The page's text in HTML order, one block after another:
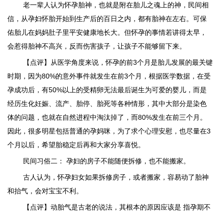
老一辈人认为怀孕胎神，也就是附在胎儿之魂上的神，民间相
信，从孕妇怀胎开始到生产后的百日之内，都有胎神在左右。可保
佑胎儿在妈妈肚子里平安健康地长大。但怀孕的事情若讲得太早，
会惹得胎神不高兴，反而伤害孩子，让孩子不能够留下来。
【点评】从医学角度来说，怀孕的前3个月是胎儿发展的最关键
时期，因为80%的意外事件就发生在前3个月，根据医学数据，在受
孕成功后，有50%以上的受精卵无法最后诞生为可爱的婴儿，而是
经历生化妊娠、流产、胎停、胎死等各种情形，其中大部分是染色
体的问题，也就在自然进程中淘汰掉了，而80%发生在前三个月。
因此，很多明星包括普通的孕妈咪，为了求个心理安慰，也尽量在3
个月以后，希望胎稳定后再和大家分享喜悦。
民间习俗二： 孕妇的房子不能随便拆修，也不能搬家。
古人认为，怀孕妇女如果拆修房子，或者搬家，容易动了胎神
和抬气，会对宝宝不利。
【点评】动胎气是古老的说法，其根本的原因应该是 指孕期不